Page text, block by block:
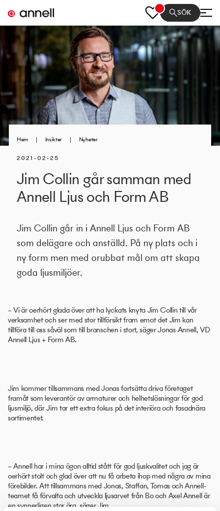
SÖK
Hem | Insikter | Nyheter
2021-02-25
Jim Collin går samman med
Annell Ljus och Form AB
Jim Collin går in i Annell Ljus och Form AB
som delägare och anställd. På ny plats och i
ny form men med orubbat mål om att skapa
goda ljusmiljöer.
– Vi är oerhört glada över att ha lyckats knyta Jim Collin till vår
verksamhet och ser med stor tillförsikt fram emot det Jim kan
tillföra till oss såväl som till branschen i stort, säger Jonas Annell, VD
Annell Ljus + Form AB.
Jim kommer tillsammans med Jonas fortsätta driva företaget
framåt som leverantör av armaturer och helhetslösningar för god
ljusmiljö, där Jim tar ett extra fokus på det interiöra och fasadnära
sortimentet.
– Annell har i mina ögon alltid stått för god ljuskvalitet och jag är
oerhört stolt och glad över att nu få arbeta ihop med några av mina
förebilder. Att tillsammans med Jonas, Staffan, Tomas och Annell-
teamet få förvalta och utveckla ljusarvet från Bo och Axel Annell är
en synnerligen stor ära, säger Jim.